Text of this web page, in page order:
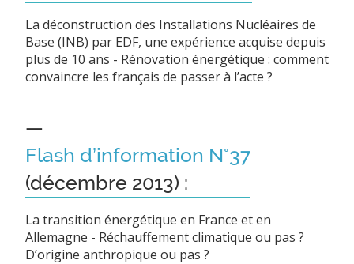
La déconstruction des Installations Nucléaires de
Base (INB) par EDF, une expérience acquise depuis
plus de 10 ans - Rénovation énergétique : comment
convaincre les français de passer à l’acte ?
—
Flash d’information N°37
(décembre 2013) :
La transition énergétique en France et en
Allemagne - Réchauffement climatique ou pas ?
D’origine anthropique ou pas ?